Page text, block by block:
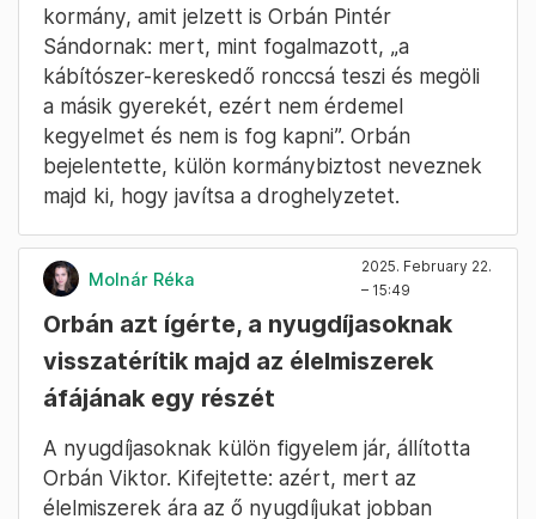
kormány, amit jelzett is Orbán Pintér
Sándornak: mert, mint fogalmazott, „a
kábítószer-kereskedő ronccsá teszi és megöli
a másik gyerekét, ezért nem érdemel
kegyelmet és nem is fog kapni”. Orbán
bejelentette, külön kormánybiztost neveznek
majd ki, hogy javítsa a droghelyzetet.
Molnár Réka
2025. February 22.
– 15:49
Orbán azt ígérte, a nyugdíjasoknak
visszatérítik majd az élelmiszerek
áfájának egy részét
A nyugdíjasoknak külön figyelem jár, állította
Orbán Viktor. Kifejtette: azért, mert az
élelmiszerek ára az ő nyugdíjukat jobban